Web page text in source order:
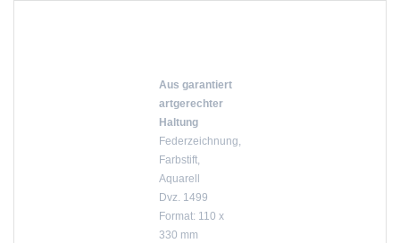
Aus garantiert
artgerechter
Haltung
Federzeichnung,
Farbstift,
Aquarell
Dvz. 1499
Format: 110 x
330 mm